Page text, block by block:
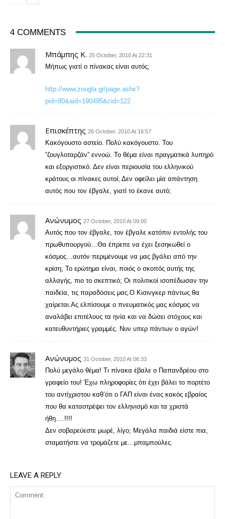
4 COMMENTS
Μπάμπης Κ. 25 October, 2010 At 22:31
Μήπως γιατί ο πίνακας είναι αυτός;
http://www.zougla.gr/page.ashx?
pid=80&aid=190495&cid=122
Επισκέπτης 26 October, 2010 At 16:57
Κακόγουστο αστείο. Πολύ κακόγουστο. Του
“ζουγλοταρζάν” εννοώ. Το θέμα είναι πραγματικά λυπηρό
και εξοργιστικό. Δεν είναι περιουσία του ελληνικού
κράτους οι πίνακες αυτοί; Δεν οφείλει μία απάντηση
αυτός που τον έβγαλε, γιατί το έκανε αυτό;
Ανώνυμος 27 October, 2010 At 09:00
Αυτός που τον έβγαλε, τον έβγαλε κατόπιν εντολής του
πρωθυπουργού…Θα έπρεπε να έχει ξεσηκωθεί ο
κόσμος…αυτόν περιμένουμε να μας βγάλει από την
κρίση; Το ερώτημα είναι, ποιός ο σκοπός αυτής της
αλλαγής, πιο το σκεπτικό; Οι πολιτικοί ισοπέδωσαν την
παιδεία, τις παραδόσεις μας.Ο Κισινγκερ πάντως θα
χαίρεται.Ας ελπίσουμε ο πνευματικός μας κόσμος να
αναλάβει επιτέλους τα ηνία και να δώσει στόχους και
κατευθυντήριες γραμμές. Νυν υπερ πάντων ο αγών!
Ανώνυμος 31 October, 2010 At 06:33
Πολύ μεγάλο θέμα! Τι πίνακα έβαλε ο Παπανδρέου στο
γραφείο του! Έχω πληροφορίες ότι έχει βάλει το πορτέτο
του αντίχριστου καθ’ότι ο ΓΑΠ είναι ένας κακός εβραίος
που θα καταστρέψει τον ελληνισμό και τα χριστά
ήθη….!!!!
Δεν σοβαρεύεστε μωρέ, λίγο; Μεγάλα παιδιά είστε πια,
σταματήστε να τρομάζετε με…μπαμπούλες.
LEAVE A REPLY